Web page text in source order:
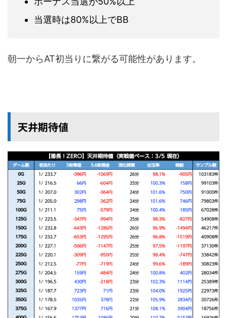
当選時は80%以上でBB
朝一からAT初当りに繋がる可能性があります。
天井期待値